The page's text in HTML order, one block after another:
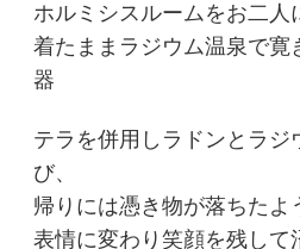
ホルミシスルームをお二人
着たままラジウム温泉で寛
器
テラを併用しラドンとラジ
び、
帰りには憑き物が落ちたよ
表情に変わり笑顔を残して